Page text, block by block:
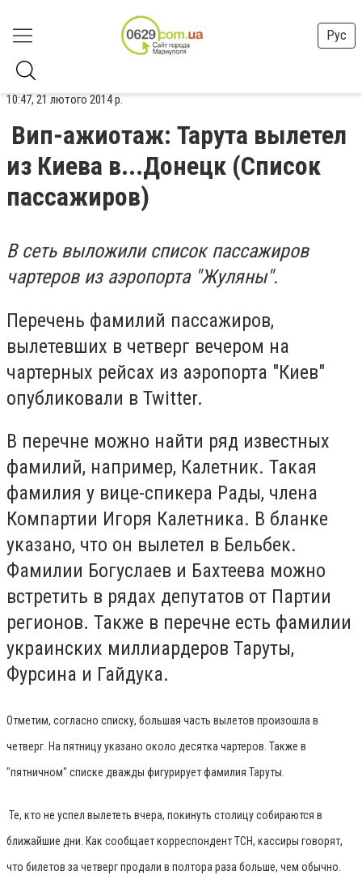
Рус
10:47, 21 лютого 2014 р.
Вип-ажиотаж: Тарута вылетел
из Киева в...Донецк (Список
пассажиров)
В сеть выложили список пассажиров
чартеров из аэропорта "Жуляны".
Перечень фамилий пассажиров,
вылетевших в четверг вечером на
чартерных рейсах из аэропорта "Киев"
опубликовали в Twitter.
В перечне можно найти ряд известных
фамилий, например, Калетник. Такая
фамилия у вице-спикера Рады, члена
Компартии Игоря Калетника. В бланке
указано, что он вылетел в Бельбек.
Фамилии Богуслаев и Бахтеева можно
встретить в рядах депутатов от Партии
регионов. Также в перечне есть фамилии
украинских миллиардеров Таруты,
Фурсина и Гайдука.
Отметим, согласно списку, большая часть вылетов произошла в
четверг. На пятницу указано около десятка чартеров. Также в
"пятничном" списке дважды фигурирует фамилия Таруты.
Те, кто не успел вылететь вчера, покинуть столицу собираются в
ближайшие дни. Как сообщает корреспондент ТСН, кассиры говорят,
что билетов за четверг продали в полтора раза больше, чем обычно.